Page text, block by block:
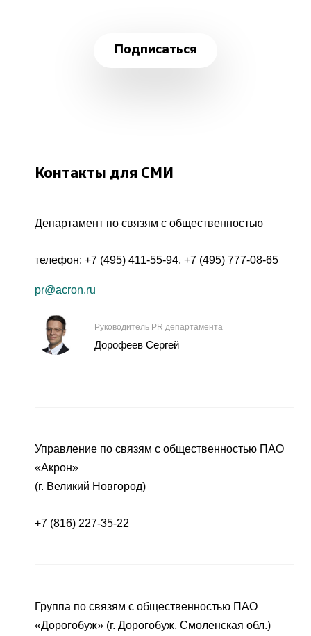
Подписаться
Контакты для СМИ
Департамент по связям с общественностью
телефон: +7 (495) 411-55-94, +7 (495) 777-08-65
pr@acron.ru
Руководитель PR департамента
Дорофеев Сергей
Управление по связям с общественностью ПАО
«Акрон»
(г. Великий Новгород)
+7 (816) 227-35-22
Группа по связям с общественностью ПАО
«Дорогобуж» (г. Дорогобуж, Смоленская обл.)